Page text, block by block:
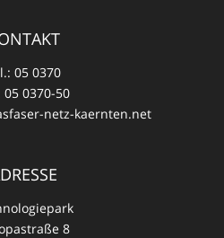
05 0370
05 0370-50
netz-kaernten.net
8